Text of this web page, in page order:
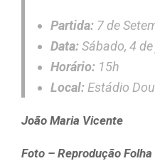
Partida: 7 de
Data:Sábado, 4
Horário: 15h
Local: Estádio
João Maria Vicente
Foto – Reprodução Folha